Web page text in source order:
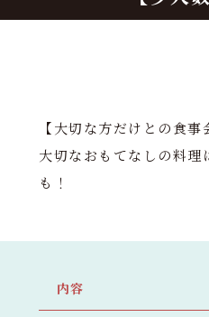
【大切な方だけとの食
大切なおもてなしの料
も！
内容